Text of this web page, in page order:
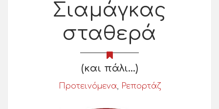
Σιαμάγκας
σταθερά
(και πάλι...)
Προτεινόμενα, Ρεπορτάζ